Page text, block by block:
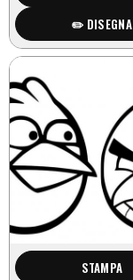
✏️ DISEGNA
STAMPA